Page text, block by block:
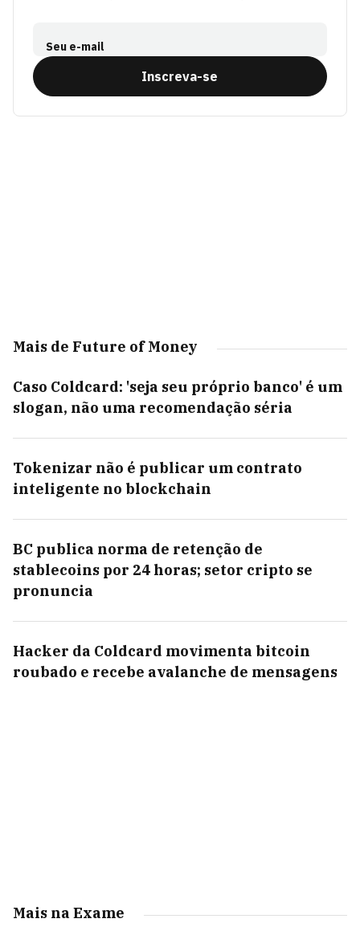
Seu e-mail
Inscreva-se
Mais de Future of Money
Caso Coldcard: 'seja seu próprio banco' é um
slogan, não uma recomendação séria
Tokenizar não é publicar um contrato
inteligente no blockchain
BC publica norma de retenção de
stablecoins por 24 horas; setor cripto se
pronuncia
Hacker da Coldcard movimenta bitcoin
roubado e recebe avalanche de mensagens
Mais na Exame